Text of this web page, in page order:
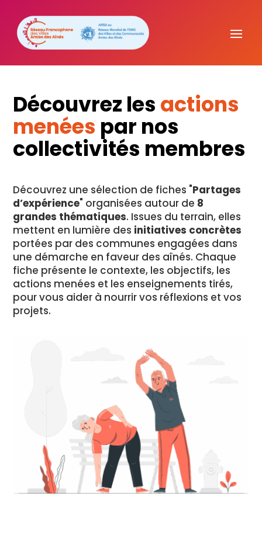
Découvrez les actions
menées par nos
collectivités membres
Découvrez une sélection de fiches "Partages
d’expérience" organisées autour de 8
grandes thématiques. Issues du terrain, elles
mettent en lumière des initiatives concrètes
portées par des communes engagées dans
une démarche en faveur des aînés. Chaque
fiche présente le contexte, les objectifs, les
actions menées et les enseignements tirés,
pour vous aider à nourrir vos réflexions et vos
projets.